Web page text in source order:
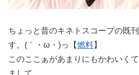
ちょっと昔のキネトスコープの既
す。(｀・ω・)っ【燃料】
このここぁがあまりにもかわいく
まして…